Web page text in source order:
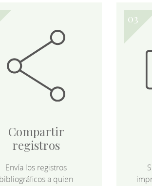
Compartir
registros
Envía los registros
a quien